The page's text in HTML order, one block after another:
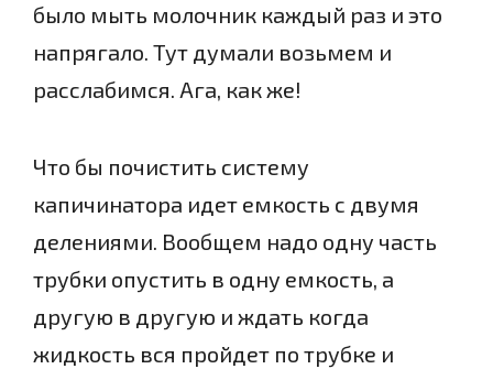
было мыть молочник каждый раз и это
напрягало. Тут думали возьмем и
расслабимся. Ага, как же!
Что бы почистить систему
капичинатора идет емкость с двумя
делениями. Вообщем надо одну часть
трубки опустить в одну емкость, а
другую в другую и ждать когда
жидкость вся пройдет по трубке и